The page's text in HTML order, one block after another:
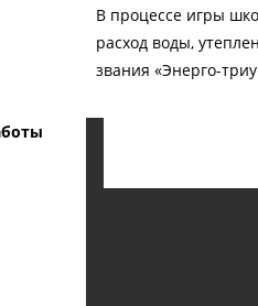
В процессе игры
расход воды,
звания «Энерго-